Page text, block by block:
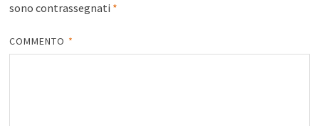
sono contrassegnati *
COMMENTO *